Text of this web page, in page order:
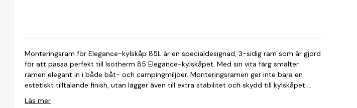
Monteringsram för Elegance-kylskåp 85L är en specialdesignad, 3-sidig ram som är gjord
för att passa perfekt till Isotherm 85 Elegance-kylskåpet. Med sin vita färg smälter
ramen elegant in i både båt- och campingmiljöer. Monteringsramen ger inte bara en
estetiskt tilltalande finish, utan lägger även till extra stabilitet och skydd till kylskåpet.
kommer att hålla sig på plats även under rörelse.
Läs mer